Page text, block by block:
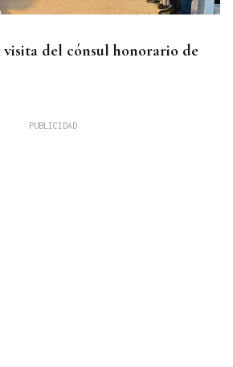
del cónsul honorario de